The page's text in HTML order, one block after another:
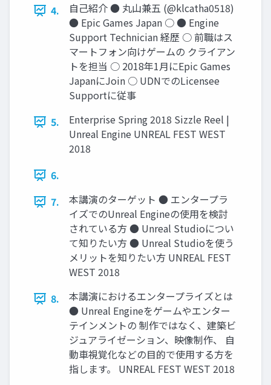
4.
自己紹介 ● 丸山兼五 (@klcatha0518)
● Epic Games Japan ○ ● Engine
Support Technician 経歴 ○ 前職はス
マートフォン向けゲームの クライアン
トを担当 ○ 2018年1月にEpic Games
JapanにJoin ○ UDNでのLicensee
Supportに従事
5.
Enterprise Spring 2018 Sizzle Reel |
Unreal Engine UNREAL FEST WEST
2018
6.
7.
本講演のターゲット ● エンタープラ
イズでのUnreal Engineの使用を検討
されている方 ● Unreal Studioについ
て知りたい方 ● Unreal Studioを使う
メリットを知りたい方 UNREAL FEST
WEST 2018
8.
本講演におけるエンタープライズとは
● Unreal Engineをゲームやエンター
テインメントの 制作ではなく、建築ビ
ジュアライゼーション、映像制作、 自
動車視覚化などの目的で使用する方を
指します。 UNREAL FEST WEST 2018